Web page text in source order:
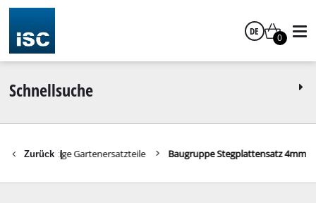
DE
0
Schnellsuche
Zurück |
Sonstige Gartenersatzteile Baugruppe Stegplattensatz 4mm